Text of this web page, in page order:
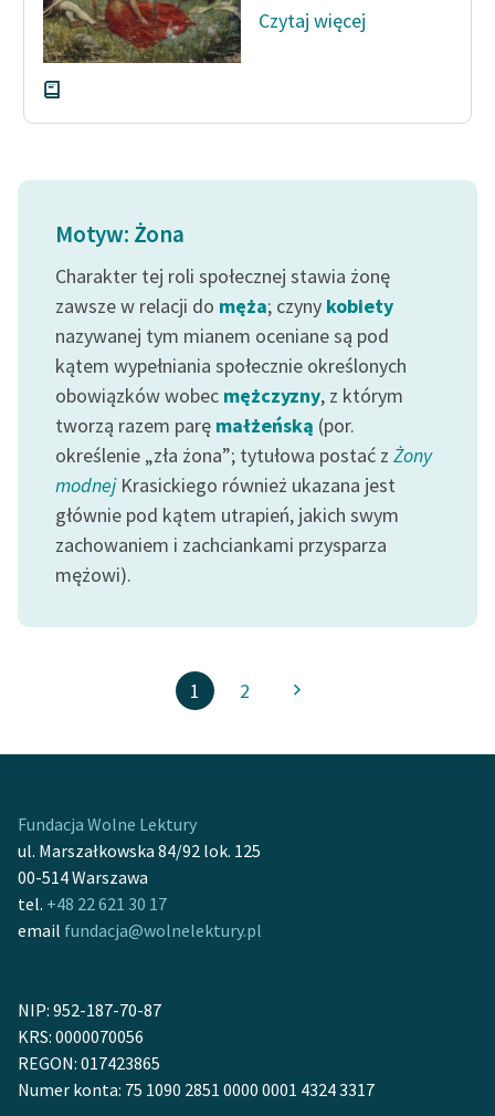
Czytaj więcej
Motyw: Żona
Charakter tej roli społecznej stawia żonę
zawsze w relacji do męża; czyny kobiety
nazywanej tym mianem oceniane są pod
kątem wypełniania społecznie określonych
obowiązków wobec mężczyzny, z którym
tworzą razem parę małżeńską (por.
określenie „zła żona”; tytułowa postać z Żony
modnejKrasickiego również ukazana jest
głównie pod kątem utrapień, jakich swym
zachowaniem i zachciankami przysparza
mężowi).
1 2
Fundacja Wolne Lektury
ul. Marszałkowska 84/92 lok. 125
00-514 Warszawa
tel. +48 22 621 30 17
email fundacja@wolnelektury.pl
NIP: 952-187-70-87
KRS: 0000070056
REGON: 017423865
Numer konta: 75 1090 2851 0000 0001 4324 3317